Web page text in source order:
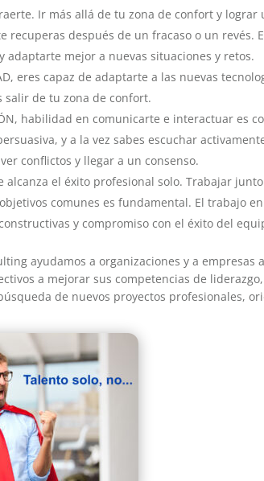
Ir más allá de tu zona de confort y lograr
te recuperas después de un fracaso o un
adaptarte mejor a nuevas situaciones y retos.
eres capaz de adaptarte a las nuevas
salir de tu zona de confort.
habilidad en comunicarte e interactuar es
y a la vez sabes escuchar
conflictos y llegar a un consenso.
alcanza el éxito profesional solo. Trabajar
comunes es fundamental. El trabajo
y compromiso con el éxito del
ayudamos a organizaciones y a
a mejorar sus competencias de
de nuevos proyectos profesionales,